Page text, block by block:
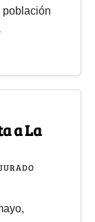
población
a La